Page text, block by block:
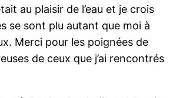
au plaisir de l’eau et je crois
se sont plu autant que moi à
Merci pour les poignées de
de ceux que j’ai rencontrés